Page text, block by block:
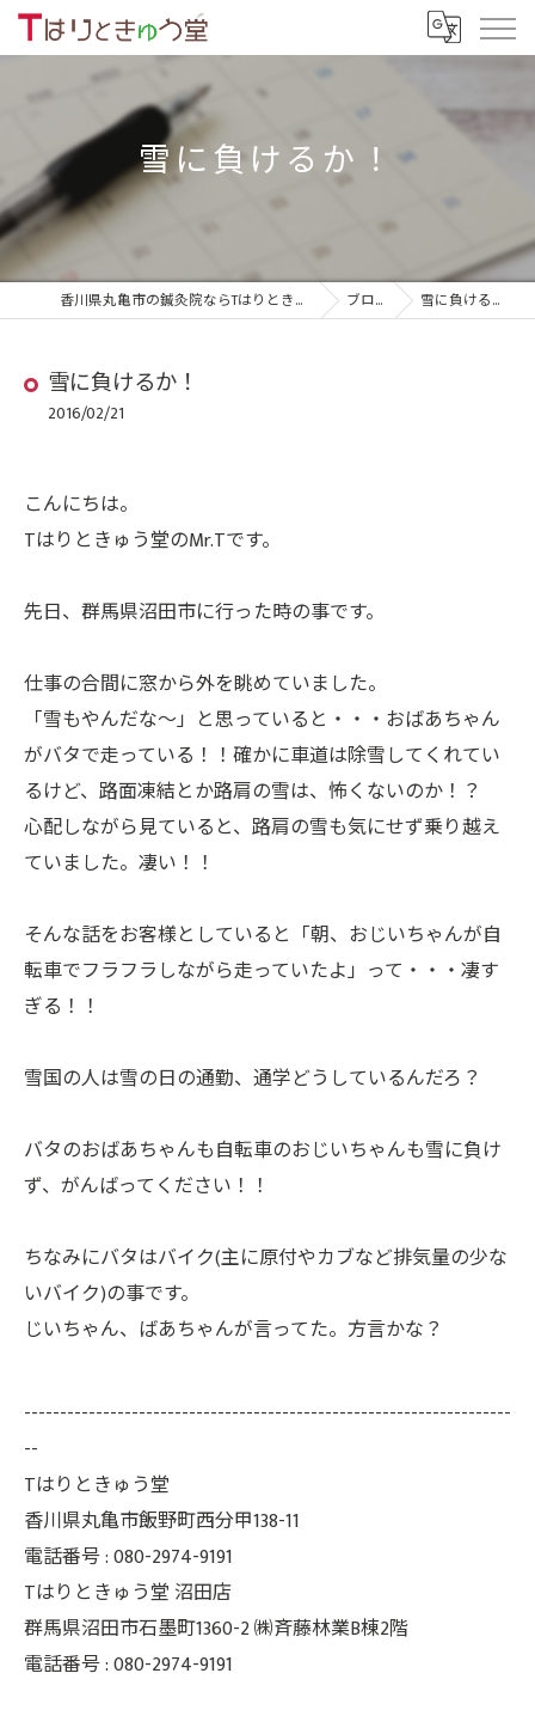
雪に負けるか！
香川県丸亀市の鍼灸院ならTはりときゅう堂 ブログ 雪に負けるか！
雪に負けるか！
2016/02/21
こんにちは。
Tはりときゅう堂のMr.Tです。
先日、群馬県沼田市に行った時の事です。
仕事の合間に窓から外を眺めていました。
「雪もやんだな～」と思っていると・・・おばあちゃん
がバタで走っている！！確かに車道は除雪してくれてい
るけど、路面凍結とか路肩の雪は、怖くないのか！？
心配しながら見ていると、路肩の雪も気にせず乗り越え
ていました。凄い！！
そんな話をお客様としていると「朝、おじいちゃんが自
転車でフラフラしながら走っていたよ」って・・・凄す
ぎる！！
雪国の人は雪の日の通勤、通学どうしているんだろ？
バタのおばあちゃんも自転車のおじいちゃんも雪に負け
ず、がんばってください！！
ちなみにバタはバイク(主に原付やカブなど排気量の少な
いバイク)の事です。
じいちゃん、ばあちゃんが言ってた。方言かな？
--------------------------------------------------------------------
--
Tはりときゅう堂
香川県丸亀市飯野町西分甲138-11
電話番号 : 080-2974-9191
Tはりときゅう堂 沼田店
群馬県沼田市石墨町1360-2 ㈱斉藤林業B棟2階
電話番号 : 080-2974-9191